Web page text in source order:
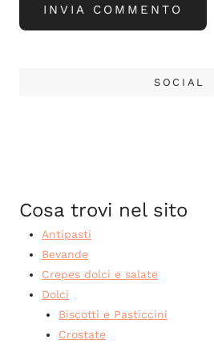
SOCIAL
Cosa trovi nel sito
Antipasti
Bevande
Crepes dolci e salate
Dolci
Biscotti e Pasticcini
Crostate